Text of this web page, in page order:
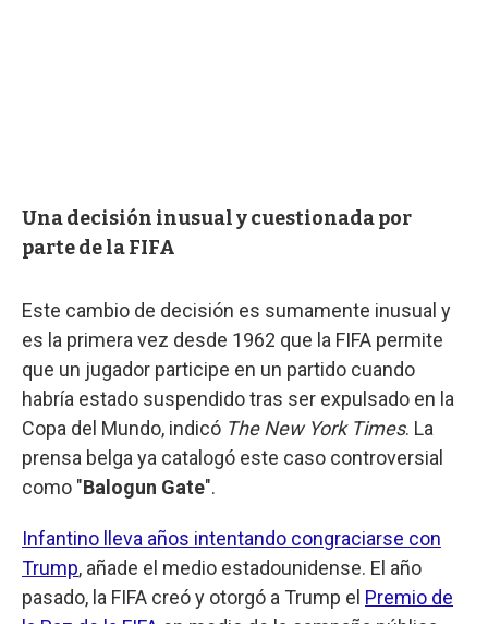
Una decisión inusual y cuestionada por
parte de la FIFA
Este cambio de decisión es sumamente inusual y
es la primera vez desde 1962 que la FIFA permite
que un jugador participe en un partido cuando
habría estado suspendido tras ser expulsado en la
Copa del Mundo, indicó The New York Times. La
prensa belga ya catalogó este caso controversial
como "Balogun Gate".
Infantino lleva años intentando congraciarse con
Trump, añade el medio estadounidense. El año
pasado, la FIFA creó y otorgó a Trump el Premio de